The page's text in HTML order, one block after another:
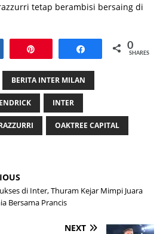
tetap berambisi bersaing di
Share 0
SHARES
BERITA INTER MILAN
ENDRICK INTER
OAKTREE CAPITAL
di Inter, Thuram Kejar Mimpi Juara
Bersama Prancis
NEXT